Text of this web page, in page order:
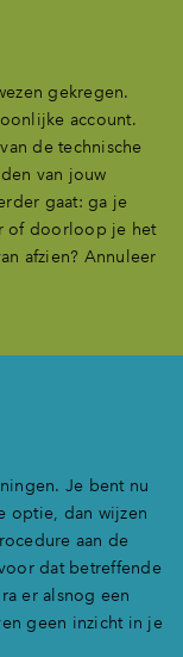
gekregen.
account.
de technische
van jouw
gaat: ga je
of doorloop je het
afzien? Annuleer
Je bent nu
optie, dan wijzen
aan de
dat betreffende
er alsnog een
geen inzicht in je